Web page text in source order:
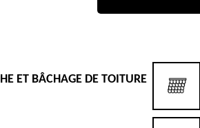
ET BÂCHAGE DE TOITURE